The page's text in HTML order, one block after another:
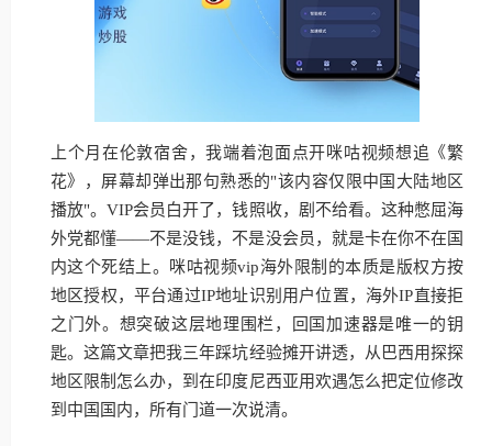
上个月在伦敦宿舍，我端着泡面点开咪咕视频想追《繁
花》，屏幕却弹出那句熟悉的"该内容仅限中国大陆地区
播放"。VIP会员白开了，钱照收，剧不给看。这种憋屈海
外党都懂——不是没钱，不是没会员，就是卡在你不在国
内这个死结上。咪咕视频vip海外限制的本质是版权方按
地区授权，平台通过IP地址识别用户位置，海外IP直接拒
之门外。想突破这层地理围栏，回国加速器是唯一的钥
匙。这篇文章把我三年踩坑经验摊开讲透，从巴西用探探
地区限制怎么办，到在印度尼西亚用欢遇怎么把定位修改
到中国国内，所有门道一次说清。